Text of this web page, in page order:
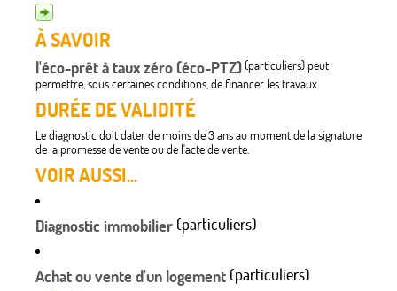
À SAVOIR
l'éco-prêt à taux zéro (éco-PTZ)(particuliers) peut
permettre, sous certaines conditions, de financer les travaux.
DURÉE DE VALIDITÉ
Le diagnostic doit dater de moins de 3 ans au moment de la signature
de la promesse de vente ou de l'acte de vente.
VOIR AUSSI...
Diagnostic immobilier (particuliers)
Achat ou vente d'un logement (particuliers)